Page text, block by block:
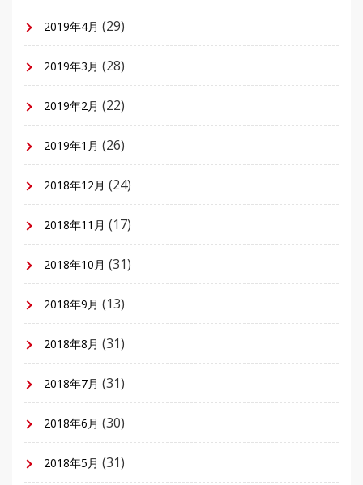
2019年4月 (29)
2019年3月 (28)
2019年2月 (22)
2019年1月 (26)
2018年12月 (24)
2018年11月 (17)
2018年10月 (31)
2018年9月 (13)
2018年8月 (31)
2018年7月 (31)
2018年6月 (30)
2018年5月 (31)